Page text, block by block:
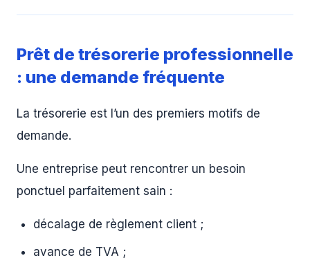
Prêt de trésorerie professionnelle
: une demande fréquente
La trésorerie est l’un des premiers motifs de
demande.
Une entreprise peut rencontrer un besoin
ponctuel parfaitement sain :
décalage de règlement client ;
avance de TVA ;